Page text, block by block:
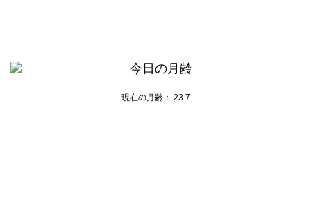
- 現在の月齢： 23.7 -